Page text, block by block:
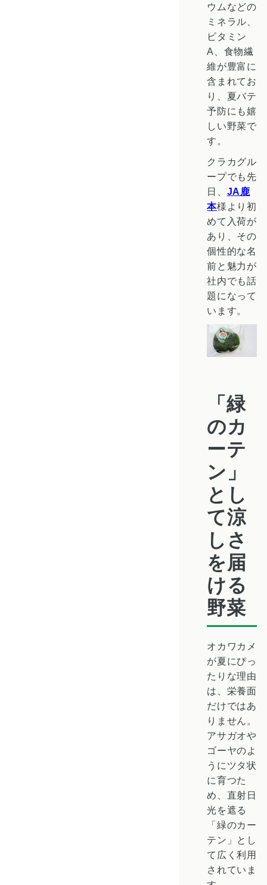
ウムなどの
ミネラル、
ビタミン
A、食物繊
維が豊富に
含まれてお
り、夏バテ
予防にも嬉
しい野菜で
す。
クラカグル
ープでも先
日、 JA鹿
本様より初
めて入荷が
あり、その
個性的な名
前と魅力が
社内でも話
題になって
います。
「緑
のカ
ーテ
ン」
とし
て涼
しさ
を届
ける
野菜
オカワカメ
が夏にぴっ
たりな理由
は、栄養面
だけではあ
りません。
アサガオや
ゴーヤのよ
うにツタ状
に育つた
め、直射日
光を遮る
「緑のカー
テン」とし
て広く利用
されていま